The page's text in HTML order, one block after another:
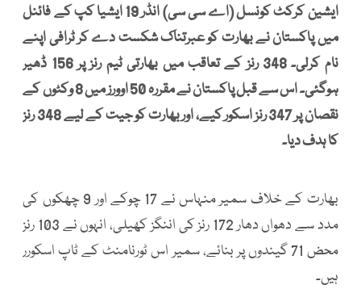
ایشین کرکٹ کونسل (اے سی سی) انڈر 19 ایشیا کپ کے فائنل
میں پاکستان نے بھارت کو عبرتناک شکست دے کر ٹرافی اپنے
نام کرلی۔ 348 رنز کے تعاقب میں بھارتی ٹیم رنز پر 156 ڈھیر
ہوگئی۔ اس سے قبل پاکستان نے مقررہ 50 اوورز میں 8 وکٹوں کے
نقصان پر 347 رنز اسکور کیے، اور بھارت کو جیت کے لیے 348 رنز
کا ہدف دیا۔
بھارت کے خلاف سمیر منہاس نے 17 چوکے اور 9 چھکوں کی
مدد سے دھواں دھار 172 رنز کی اننگز کھیلی، انہوں نے 103 رنز
محض 71 گیندوں پر بنائے، سمیر اس ٹورنامنٹ کے ٹاپ اسکورر
ہیں۔